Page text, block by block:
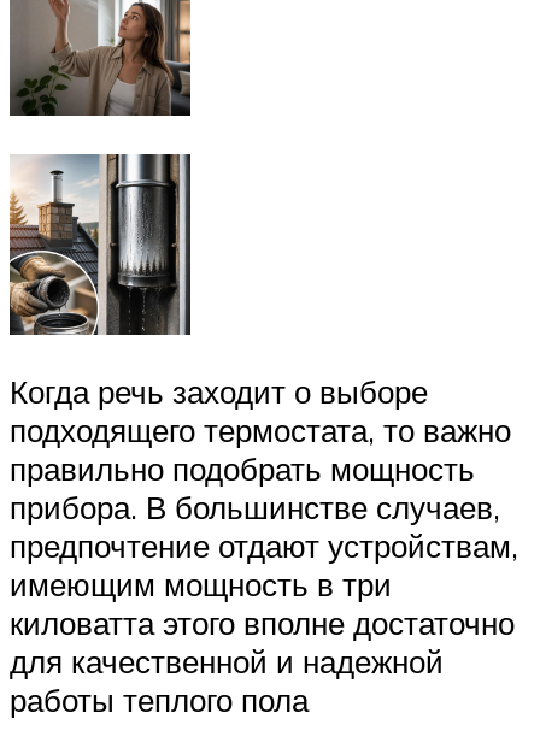
Когда речь заходит о выборе
подходящего термостата, то важно
правильно подобрать мощность
прибора. В большинстве случаев,
предпочтение отдают устройствам,
имеющим мощность в три
киловатта этого вполне достаточно
для качественной и надежной
работы теплого пола